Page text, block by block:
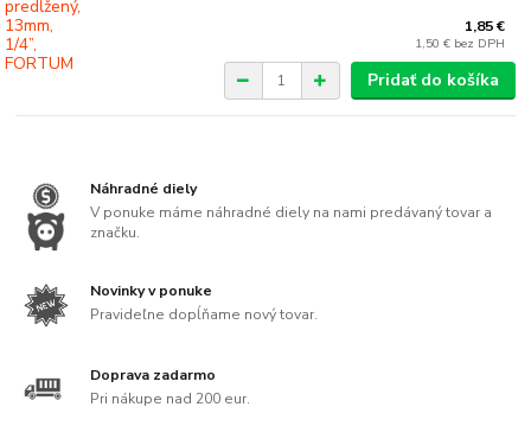
1,85 €
1,50 € bez DPH
Pridať do košíka
Náhradné diely
V ponuke máme náhradné diely na nami predávaný tovar a
značku.
Novinky v ponuke
Pravideľne dopĺňame nový tovar.
Doprava zadarmo
Pri nákupe nad 200 eur.